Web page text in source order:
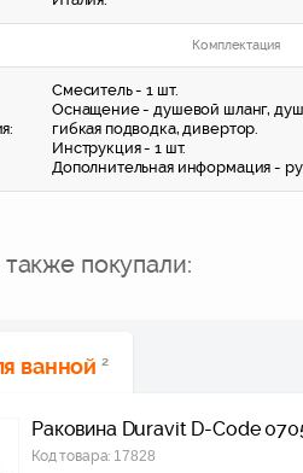
Комплектация
Смеситель - 1 шт.
Оснащение - душевой шланг,
гибкая подводка, дивертор.
Инструкция - 1 шт.
Дополнительная информация -
покупали:
ванной 2
Раковина Duravit D-Code
Код товара: 17828